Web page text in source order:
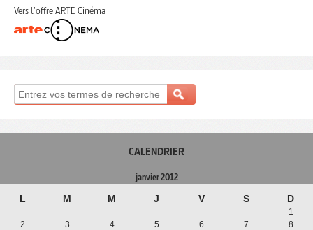
Vers l'offre ARTE Cinéma
CALENDRIER
janvier 2012
L M M J V S D
1
2
3 4 5 6 7
8